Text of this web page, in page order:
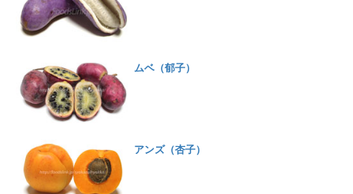
ムベ（郁子）
アンズ（杏子）